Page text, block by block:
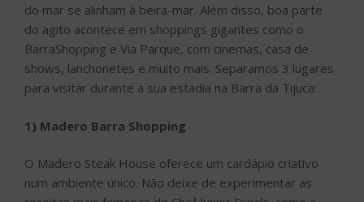
do mar se alinham à beira-mar. Além disso, boa parte
do agito acontece em shoppings gigantes como o
BarraShopping e Via Parque, com cinemas, casa de
shows, lanchonetes e muito mais. Separamos 3 lugares
para visitar durante a sua estadia na Barra da Tijuca:
1) Madero Barra Shopping
O Madero Steak House oferece um cardápio criativo
num ambiente único. Não deixe de experimentar as